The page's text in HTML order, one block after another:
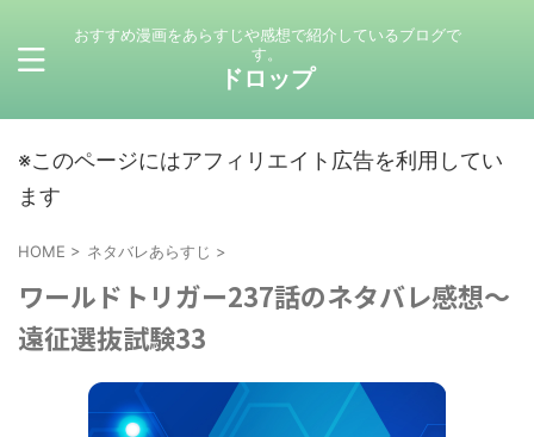
おすすめ漫画をあらすじや感想で紹介しているブログで
す。
ドロップ
※このページにはアフィリエイト広告を利用してい
ます
HOME > ネタバレあらすじ >
ワールドトリガー237話のネタバレ感想～
遠征選抜試験33